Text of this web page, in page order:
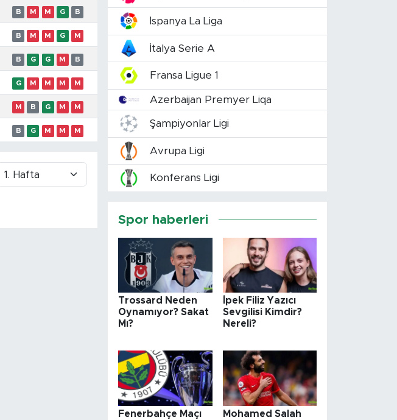
B M M G B
B M M G M
B G G M B
G M M M M
M B G M M
B G M M M
İspanya La Liga
İtalya Serie A
Fransa Ligue 1
Azerbaijan Premyer Liqa
Şampiyonlar Ligi
Avrupa Ligi
Konferans Ligi
Spor haberleri
Trossard Neden
Oynamıyor? Sakat
Mı?
İpek Filiz Yazıcı
Sevgilisi Kimdir?
Nereli?
Fenerbahçe Maçı
Mohamed Salah